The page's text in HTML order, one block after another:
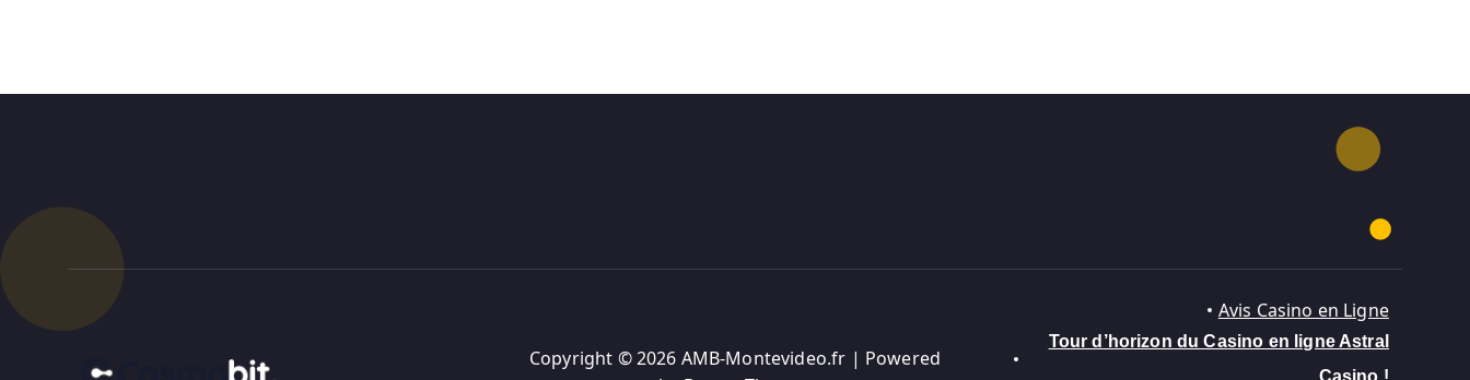
Copyright © 2026 AMB-Montevideo.fr | Powered
Avis Casino en Ligne
Tour d’horizon du Casino en ligne Astral
Casino !